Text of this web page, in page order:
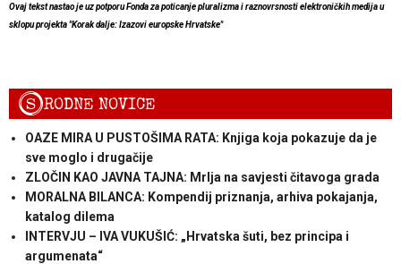
Ovaj tekst nastao je uz potporu Fonda za poticanje pluralizma i raznovrsnosti elektroničkih medija u
sklopu projekta "Korak dalje: Izazovi europske Hrvatske"
SRODNE NOVICE
OAZE MIRA U PUSTOŠIMA RATA: Knjiga koja pokazuje da je
sve moglo i drugačije
ZLOČIN KAO JAVNA TAJNA: Mrlja na savjesti čitavoga grada
MORALNA BILANCA: Kompendij priznanja, arhiva pokajanja,
katalog dilema
INTERVJU – IVA VUKUŠIĆ: „Hrvatska šuti, bez principa i
argumenata“